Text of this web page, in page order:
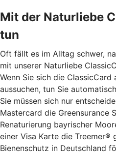
Mit der Naturliebe
tun
Oft fällt es im Alltag schwer,
mit unserer Naturliebe
Wenn Sie sich die
aussuchen, tun Sie
Sie müssen sich nur
Mastercard die Greensurance
Renaturierung bayrischer
einer Visa Karte die Treemer®
Bienenschutz in Deutschland